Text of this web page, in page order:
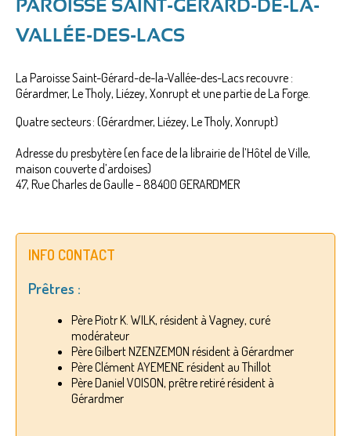
PAROISSE SAINT-GÉRARD-DE-LA-
VALLÉE-DES-LACS
La Paroisse Saint-Gérard-de-la-Vallée-des-Lacs recouvre :
Gérardmer, Le Tholy, Liézey, Xonrupt et une partie de La Forge.
Quatre secteurs : (Gérardmer, Liézey, Le Tholy, Xonrupt)
Adresse du presbytère (en face de la librairie de l’Hôtel de Ville,
maison couverte d’ardoises)
47, Rue Charles de Gaulle – 88400 GERARDMER
INFO CONTACT
Prêtres :
Père Piotr K. WILK, résident à Vagney, curé
modérateur
Père Gilbert NZENZEMON résident à Gérardmer
Père Clément AYEMENE résident au Thillot
Père Daniel VOISON, prêtre retiré résident à
Gérardmer